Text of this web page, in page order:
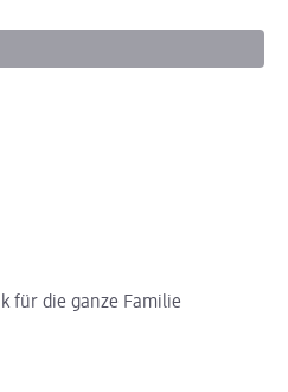
für die ganze Familie